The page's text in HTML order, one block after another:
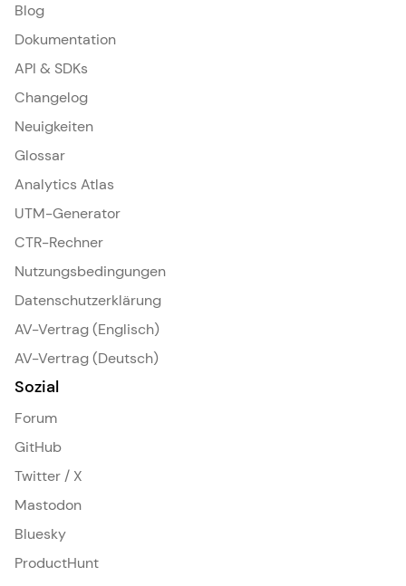
Blog
Dokumentation
API & SDKs
Changelog
Neuigkeiten
Glossar
Analytics Atlas
UTM-Generator
CTR-Rechner
Nutzungsbedingungen
Datenschutzerklärung
AV-Vertrag (Englisch)
AV-Vertrag (Deutsch)
Sozial
Forum
GitHub
Twitter / X
Mastodon
Bluesky
ProductHunt